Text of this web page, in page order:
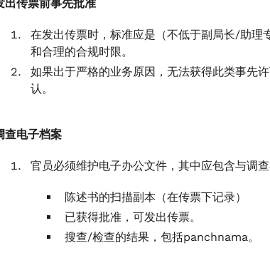
出传票前事先批准
在发出传票时，标准应是（不低于副局长/助理
和合理的合规时限。
如果出于严格的业务原因，无法获得此类事先
认。
查电子档案
官员必须维护电子办公文件，其中应包含与调
陈述书的扫描副本（在传票下记录）
已获得批准，可发出传票。
搜查/检查的结果，包括panchnama。